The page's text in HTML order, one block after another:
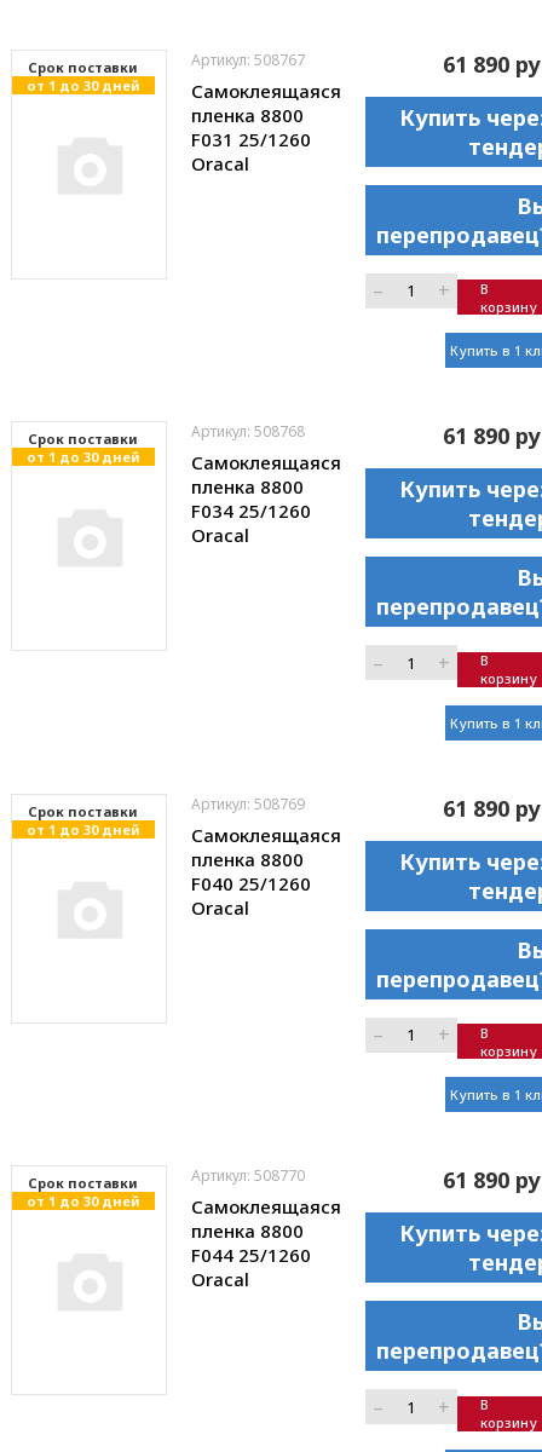
Cрок поставки
от 1 до 30 дней
Артикул: 508767
Самоклеящаяся
пленка 8800
F031 25/1260
Oracal
61 890
Купить
– +
В
корзину
Купить в 1
Cрок поставки
от 1 до 30 дней
Артикул: 508768
Самоклеящаяся
пленка 8800
F034 25/1260
Oracal
61 890
Купить
– +
В
корзину
Купить в 1
Cрок поставки
от 1 до 30 дней
Артикул: 508769
Самоклеящаяся
пленка 8800
F040 25/1260
Oracal
61 890
Купить
– +
В
корзину
Купить в 1
Cрок поставки
от 1 до 30 дней
Артикул: 508770
Самоклеящаяся
пленка 8800
F044 25/1260
Oracal
61 890
Купить
– +
В
корзину